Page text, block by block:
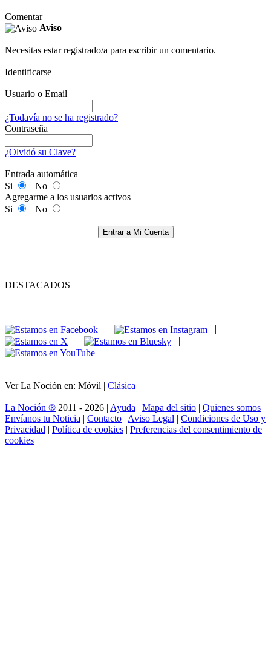
Comentar
Aviso
Necesitas estar registrado/a para escribir un comentario.
Identificarse
Usuario o Email
¿Todavía no se ha registrado?
Contraseña
¿Olvidó su Clave?
Entrada automática
Si
No
Agregarme a los usuarios activos
Si
No
Entrar a Mi Cuenta
DESTACADOS
|
|
Ver La Noción en: Móvil | Clásica
La Noción ® 2011 - 2026 | Ayuda | Mapa del sitio | Quienes somos |
Envíanos tu Noticia | Contacto | Aviso Legal | Condiciones de Uso y
Privacidad | Política de cookies | Preferencias del consentimiento de
cookies